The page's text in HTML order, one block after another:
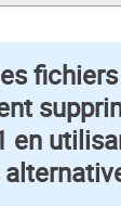
fichiers
en